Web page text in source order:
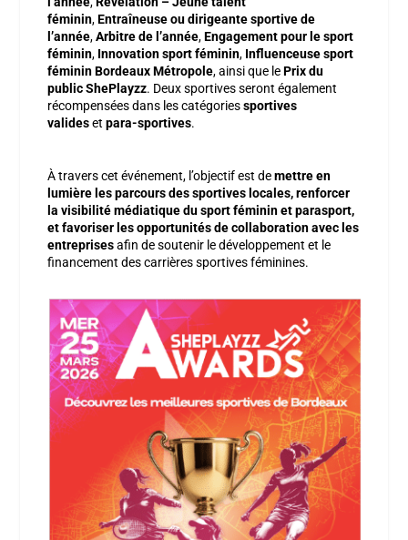
féminin,Entraîneuse ou dirigeante sportive de
l’année,Arbitre de l’année,Engagement pour le sport
féminin, Innovation sport féminin, Influenceuse sport
féminin Bordeaux Métropole, ainsi que lePrix du
public ShePlayzz. Deux sportives seront également
récompensées dans les catégoriessportives
validesetpara-sportives.
À travers cet événement, l’objectif est demettre en
lumière les parcours des sportives locales, renforcer
la visibilité médiatique du sport féminin et parasport,
et favoriser les opportunités de collaboration avec les
entreprisesafin de soutenir le développement et le
financement des carrières sportives féminines.